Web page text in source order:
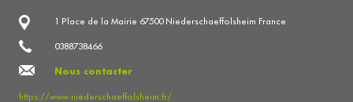
1 Place de la Mairie 67500 Niederschaeffolsheim France
0388738466
Nous contacter
https://www.niederschaeffolsheim.fr/